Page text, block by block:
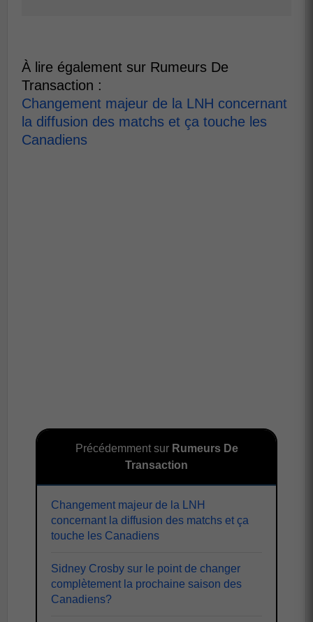
À lire également sur Rumeurs De
Transaction :
Changement majeur de la LNH concernant
la diffusion des matchs et ça touche les
Canadiens
Précédemment sur Rumeurs De
Transaction
Changement majeur de la LNH
concernant la diffusion des matchs et ça
touche les Canadiens
Sidney Crosby sur le point de changer
complètement la prochaine saison des
Canadiens?